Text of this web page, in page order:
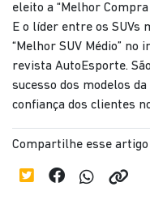
eleito a “Melhor
E o líder entre os SUVs
“Melhor SUV Médio” no
revista AutoEsporte.
sucesso dos modelos
confiança dos clientes
Compartilhe esse artigo